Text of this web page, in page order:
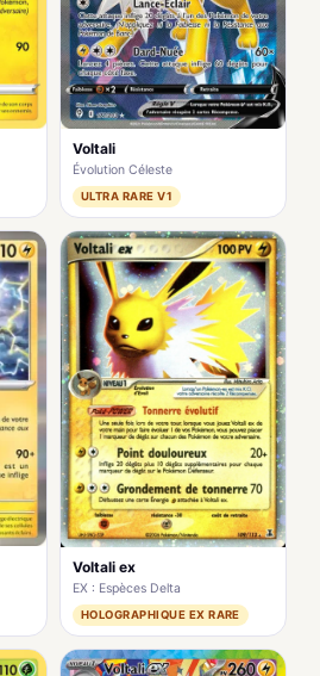
Voltali
Évolution Céleste
ULTRA RARE V1
Voltali ex
EX : Espèces Delta
HOLOGRAPHIQUE EX RARE